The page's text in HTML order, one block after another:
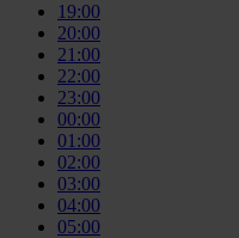
19:00
20:00
21:00
22:00
23:00
00:00
01:00
02:00
03:00
04:00
05:00